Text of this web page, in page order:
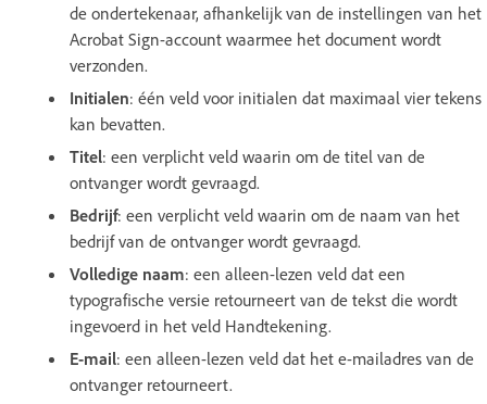
de ondertekenaar, afhankelijk van de instellingen van het
Acrobat Sign-account waarmee het document wordt
verzonden.
Initialen: één veld voor initialen dat maximaal vier tekens
kan bevatten.
Titel: een verplicht veld waarin om de titel van de
ontvanger wordt gevraagd.
Bedrijf: een verplicht veld waarin om de naam van het
bedrijf van de ontvanger wordt gevraagd.
Volledige naam: een alleen-lezen veld dat een
typografische versie retourneert van de tekst die wordt
ingevoerd in het veld Handtekening.
E-mail: een alleen-lezen veld dat het e-mailadres van de
ontvanger retourneert.